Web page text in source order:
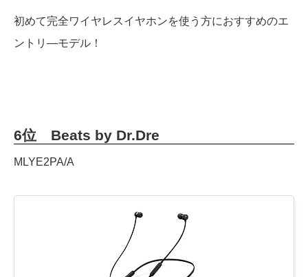
初めて完全ワイヤレスイヤホンを使う方におすすめのエ
ントリ―モデル！
6位 Beats by Dr.Dre
MLYE2PA/A